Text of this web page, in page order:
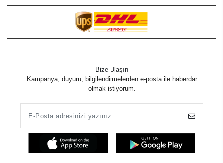
Bize Ulaşın
Kampanya, duyuru, bilgilendirmelerden e-posta ile haberdar
olmak istiyorum.